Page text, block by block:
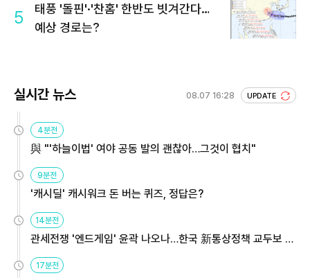
5
태풍 '돌핀'·'찬홈' 한반도 빗겨간다…
예상 경로는?
실시간 뉴스 08.07 16:28 UPDATE
4분전
與 "'하늘이법' 여야 공동 발의 괜찮아…그것이 협치"
9분전
'캐시딜' 캐시워크 돈 버는 퀴즈, 정답은?
14분전
관세전쟁 '엔드게임' 윤곽 나오나…한국 新통상정책 교두보 활
용해야
17분전